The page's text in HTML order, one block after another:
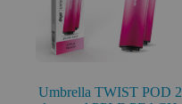
Umbrella TWIST POD 2